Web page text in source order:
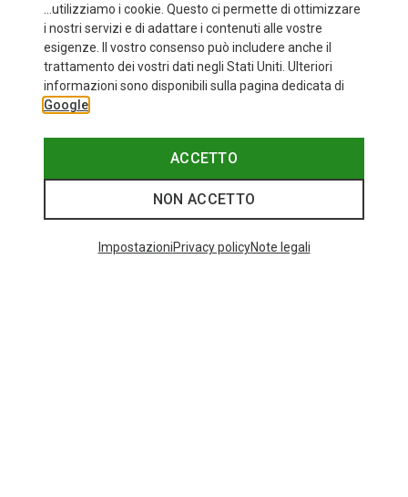
...utilizziamo i cookie. Questo ci permette di ottimizzare
i nostri servizi e di adattare i contenuti alle vostre
esigenze. Il vostro consenso può includere anche il
trattamento dei vostri dati negli Stati Uniti. Ulteriori
informazioni sono disponibili sulla pagina dedicata di
Google
ACCETTO
NON ACCETTO
ImpostazioniPrivacy policyNote legali